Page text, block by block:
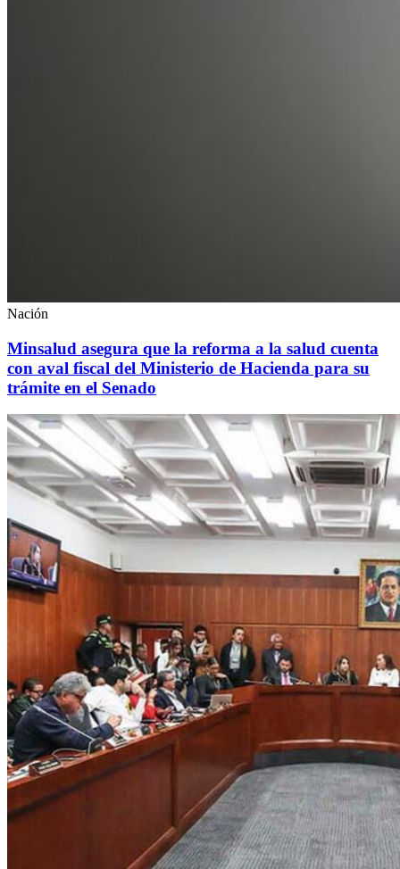
Nación
Minsalud asegura que la reforma a la salud cuenta
con aval fiscal del Ministerio de Hacienda para su
trámite en el Senado